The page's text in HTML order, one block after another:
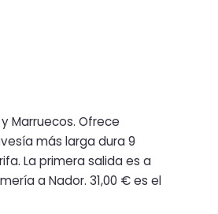
Marruecos. Ofrece
más larga dura 9
La primera salida es a
a Nador. 31,00 € es el